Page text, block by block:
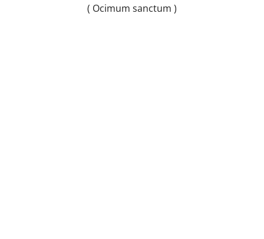
( Ocimum sanctum )